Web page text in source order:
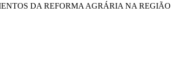
DA REFORMA AGRÁRIA NA REGIÃO